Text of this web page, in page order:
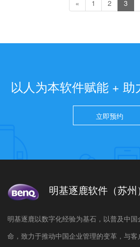
« 1 2 3
以人为本软件赋能 + 助
立即预约
明基逐鹿软件（苏州
明基逐鹿以数字化经验为基石，以普及中
命，致力于推动中国企业管理的变革，与